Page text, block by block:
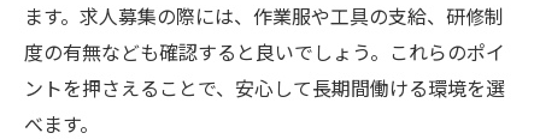
職人求人募集茨城で未経験から始める安心
感
茨城の職人求人未経験歓迎の理由と魅力を
ます。求人募集の際には、作業服や工具の支給、研修制
度の有無なども確認すると良いでしょう。これらのポイ
ントを押さえることで、安心して長期間働ける環境を選
べます。